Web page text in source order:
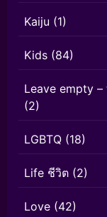
Kaiju (1)
Kids (84)
Leave empty
(2)
LGBTQ (18)
Life ชีวิต (2)
Love (42)